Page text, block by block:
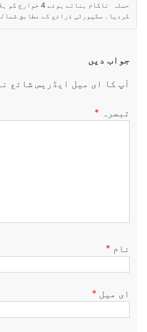
حملہ ناکام بناتے ہوئے 4 خوارج
کردیا۔ سکیورٹی ذرائع کے مطابق
جواب دیں
آپ کا ای میل ایڈریس شائع
تبصرہ *
نام *
ای میل *